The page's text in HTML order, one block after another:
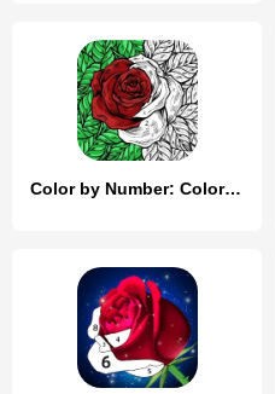
Color by Number: Coloring Book